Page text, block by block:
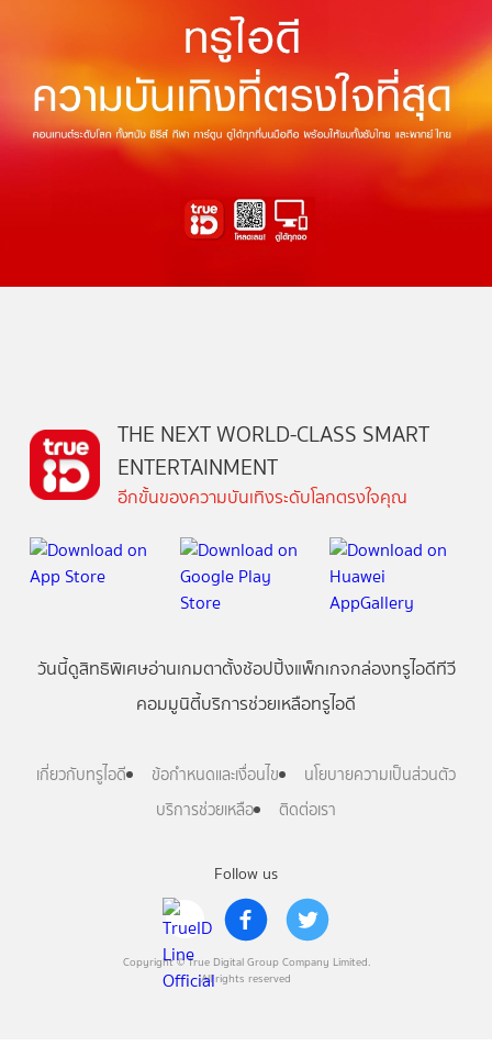
Follow us
Copyright © True Digital Group Company Limited.
All rights reserved
THE NEXT WORLD-CLASS SMART
ENTERTAINMENT
อีกขั้นของความบันเทิงระดับโลกตรงใจคุณ
วันนี้ดูสิทธิพิเศษอ่านเกมตาตั้งช้อปปิ้งแพ็กเกจกล่องทรูไอดีทีวี
คอมมูนิตี้บริการช่วยเหลือทรูไอดี
เกี่ยวกับทรูไอดี ข้อกำหนดและเงื่อนไข
นโยบายความเป็นส่วนตัว
บริการช่วยเหลือ
ติดต่อเรา